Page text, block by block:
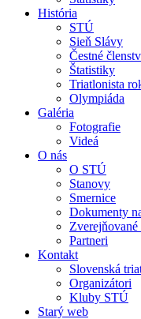
História
STÚ
Sieň Slávy
Čestné
Štatistiky
Triatlonista
Olympiáda
Galéria
Fotografie
Videá
O nás
O STÚ
Stanovy
Smernice
Dokumenty
Partneri
Kontakt
Slovenská
Organizátori
Kluby STÚ
Starý web